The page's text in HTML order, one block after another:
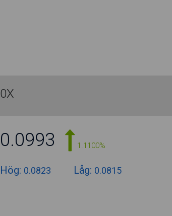
0X
0.0993 1.1100%
Hög: 0.0823 Låg: 0.0815